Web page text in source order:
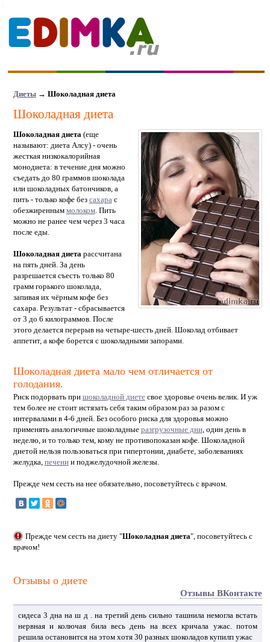
Диеты→ Шоколадная диета
Шоколадная диета
Шоколадная диета (еще
называют: диета Алсу) - очень
жесткая низкокалорийная
монодиета: в течение дня можно
съедать до 80 граммов шоколада
или шоколадных батончиков, а
пить - только кофе без сахара с
обезжиренным молоком. Пить
можно не ранее чем через 3 часа
после еды.
Шоколадная диета рассчитана
на пять дней. За день
разрешается съесть только 80
грамм горького шоколада,
запивая их чёрным кофе без
сахара. Результат - сбрасывается
от 3 до 6 килограммов. После
этого делается перерыв на четыре-шесть дней. Шоколад отбивает
аппетит, а кофе борется с шоколадными запорами.
Шоколадная диета мало чем отличается от
голодания.
Риск подорвать при шоколадной диетесвое здоровье очень велик. И уж
тем более не стоит истязать себя таким образом раз за разом с
интервалами в 4-6 дней. Без особого риска для здоровья можно
применять аналогичные шоколадные разгрузочные дни, один день в
неделю, и то только тем, кому не противопоказан кофе. Шоколадной
диетой нельзя пользоваться при гипертонии, диабете, заболеваниях
желудка, печении поджелудочной железы.
Прежде чем сесть на нее обязательно, посоветуйтесь с врачом.
Прежде чем сесть на диету "Шоколадная диета", посоветуйтесь с
врачом!
Отзывы о диете
Отзывы ВКонтакте
сидеса 3 дна на ш д . на третий день сильно ташнила немогла встать
нервная и колючая била весь день на всех кричала ужас. потом
решила остановится на этом хотя 30 разных шоколадов купилп ужас